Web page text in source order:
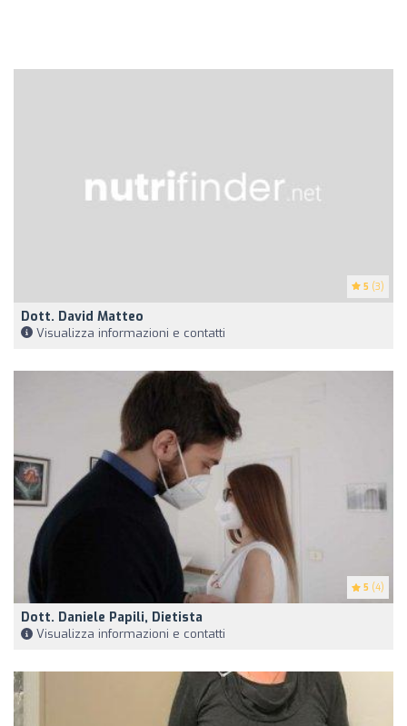
5 (3)
Dott. David Matteo
Visualizza informazioni e contatti
5 (4)
Dott. Daniele Papili, Dietista
Visualizza informazioni e contatti